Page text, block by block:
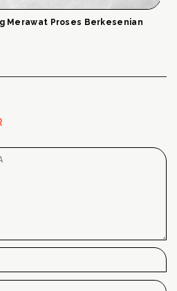
Merawat Proses Berkesenian